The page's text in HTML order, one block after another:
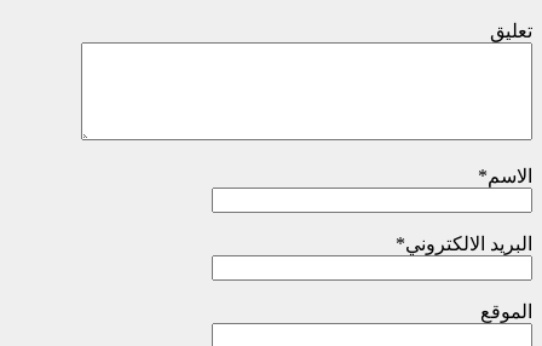
تعليق
الاسم*
البريد الالكتروني*
الموقع